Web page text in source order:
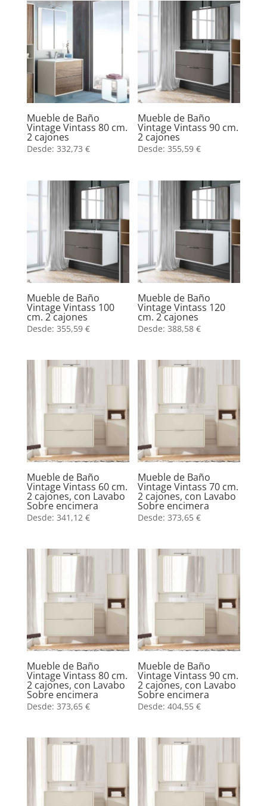
Mueble de Baño
Vintage Vintass 80 cm.
2 cajones
Desde: 332,73 €
Mueble de Baño
Vintage Vintass 90 cm.
2 cajones
Desde:355,59€
Mueble de Baño
Vintage Vintass 100
cm. 2 cajones
Desde: 355,59 €
Mueble de Baño
Vintage Vintass 120
cm. 2 cajones
Desde:388,58€
Mueble de Baño
Vintage Vintass 60 cm.
2 cajones, con Lavabo
Sobre encimera
Desde: 341,12 €
Mueble de Baño
Vintage Vintass 70 cm.
2 cajones, con Lavabo
Sobre encimera
Desde:373,65€
Mueble de Baño
Vintage Vintass 80 cm.
2 cajones, con Lavabo
Sobre encimera
Desde: 373,65 €
Mueble de Baño
Vintage Vintass 90 cm.
2 cajones, con Lavabo
Sobre encimera
Desde:404,55€